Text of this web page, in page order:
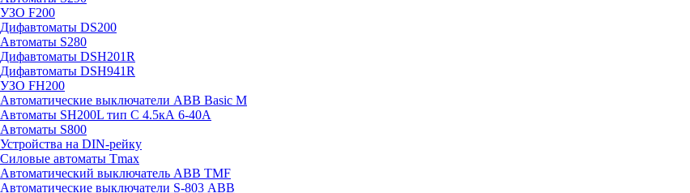
УЗО F200
Дифавтоматы DS200
Автоматы S280
Дифавтоматы DSH201R
Дифавтоматы DSH941R
УЗО FH200
Автоматические выключатели ABB Basic M
Автоматы SH200L тип С 4.5кА 6-40А
Автоматы S800
Устройства на DIN-рейку
Силовые автоматы Tmax
Автоматический выключатель ABB TMF
Автоматические выключатели S-803 АВВ